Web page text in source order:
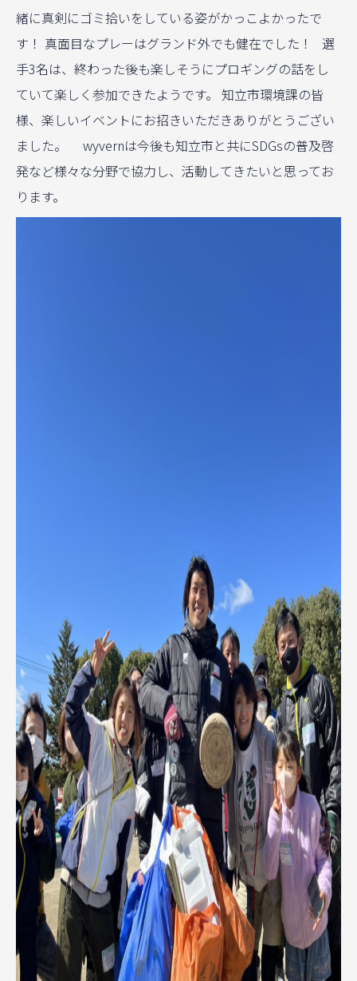
緒に真剣にゴミ拾いをしている姿がかっこよかったで
す！ 真面目なプレーはグランド外でも健在でした！ 選
手3名は、終わった後も楽しそうにプロギングの話をし
ていて楽しく参加できたようです。 知立市環境課の皆
様、楽しいイベントにお招きいただきありがとうござい
ました。 wyvernは今後も知立市と共にSDGsの普及啓
発など様々な分野で協力し、活動してきたいと思ってお
ります。